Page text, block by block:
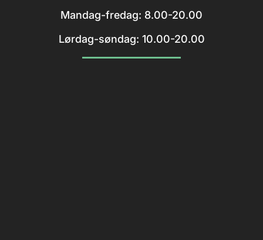
Mandag-fredag: 8.00-20.00
Lørdag-søndag: 10.00-20.00